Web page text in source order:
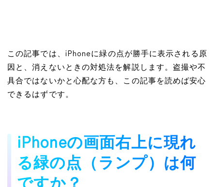
この記事では、iPhoneに緑の点が勝手に表示される原
因と、消えないときの対処法を解説します。盗撮や不
具合ではないかと心配な方も、この記事を読めば安心
できるはずです。
iPhoneの画面右上に現れ
る緑の点（ランプ）は何